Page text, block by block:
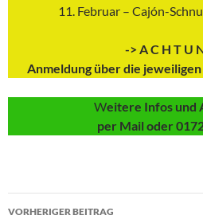
11. Februar – Cajón-
-> A C H T U
Anmeldung über die
Weitere Infos und
per Mail oder
Beitragsnavigation
VORHERIGER BEITRAG